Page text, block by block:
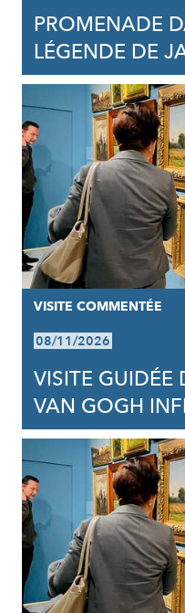
PROMENADE
LÉGENDE DE
VISITE COMMENTÉE
08/11/2026
VISITE GUIDÉE
VAN GOGH